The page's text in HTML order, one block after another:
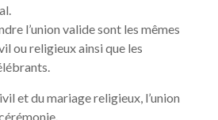
l’union valide sont les mêmes
ou religieux ainsi que les
et du mariage religieux, l’union